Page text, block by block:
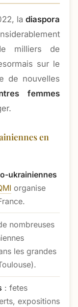
la diaspora
milliers de
sur le
de nouvelles
femmes
en
ukrainiennes
organise
nombreuses
les grandes
: fetes
expositions